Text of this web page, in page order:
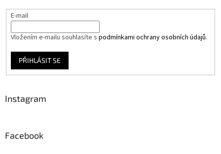
E-mail
Vložením e-mailu souhlasíte s podmínkami ochrany osobních údajů.
PŘIHLÁSIT SE
Instagram
Facebook